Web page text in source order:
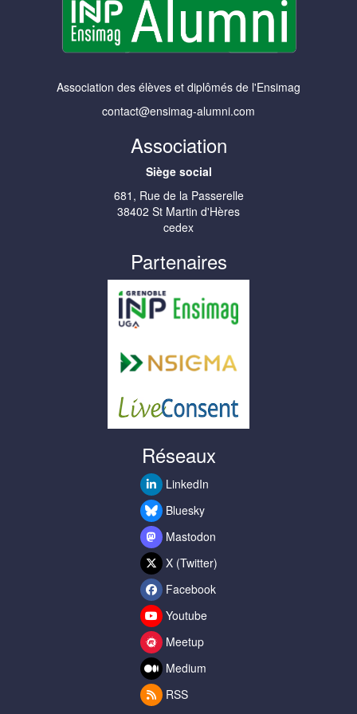
Association des élèves et diplômés de l'Ensimag
contact@ensimag-alumni.com
Association
Siège social
681, Rue de la Passerelle
38402 St Martin d'Hères
cedex
Partenaires
Réseaux
LinkedIn
Bluesky
Mastodon
X (Twitter)
Facebook
Youtube
Meetup
Medium
RSS